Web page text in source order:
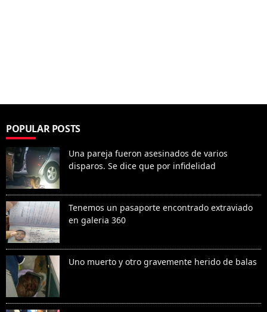
POPULAR POSTS
Una pareja fueron asesinados de varios
disparos. Se dice que por infidelidad
Tenemos un pasaporte encontrado extraviado
en galeria 360
Uno muerto y otro gravemente herido de balas